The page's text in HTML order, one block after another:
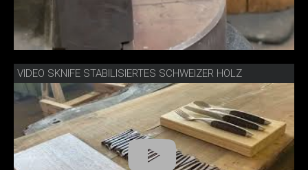
VIDEO SKNIFE STABILISIERTES SCHWEIZER HOLZ